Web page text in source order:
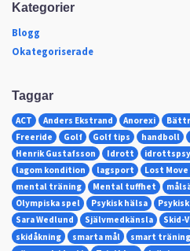
Kategorier
Blogg
Okategoriserade
Taggar
ACT Anders Ekstrand Anorexi
Freeride
Golf Golf tips handboll
Henrik Gustafsson
Idrott
lagom kondition
lagsport Lost Move
mental träning
Mental tuffhet
Olympiska spel
Psykisk hälsa
Sara Wedlund
Självmedkänsla Skid-
skidåkning
smarta mål smart träning